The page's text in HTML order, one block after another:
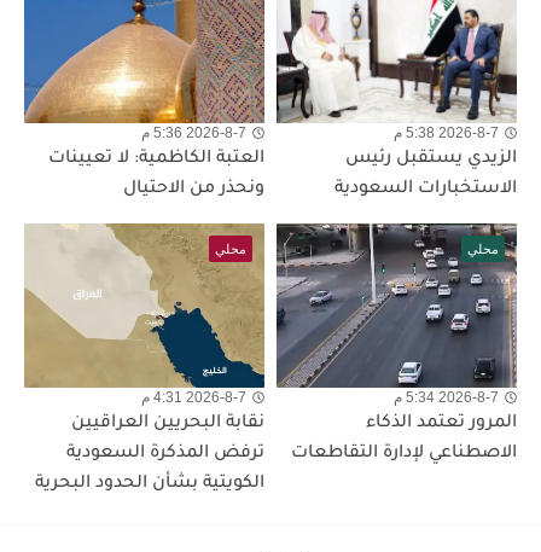
2026-8-7 5:38 م
الزيدي يستقبل رئيس
الاستخبارات السعودية
2026-8-7 5:36 م
العتبة الكاظمية: لا تعيينات
ونحذر من الاحتيال
محلي
2026-8-7 5:34 م
المرور تعتمد الذكاء
الاصطناعي لإدارة التقاطعات
محلي
2026-8-7 4:31 م
نقابة البحريين العراقيين
ترفض المذكرة السعودية
الكويتية بشأن الحدود البحرية